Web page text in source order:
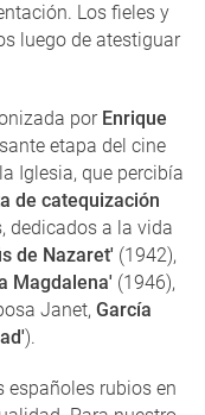
Los fieles y
luego de atestiguar
por Enrique
etapa del cine
Iglesia, que percibía
de catequización
dedicados a la vida
de Nazaret' (1942),
Magdalena' (1946),
Janet, García
).
españoles rubios en